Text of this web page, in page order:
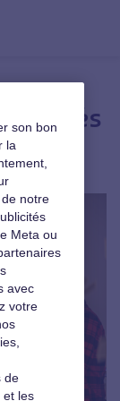
2021
son bon
la
notre
Meta ou
avec
votre
de
et les